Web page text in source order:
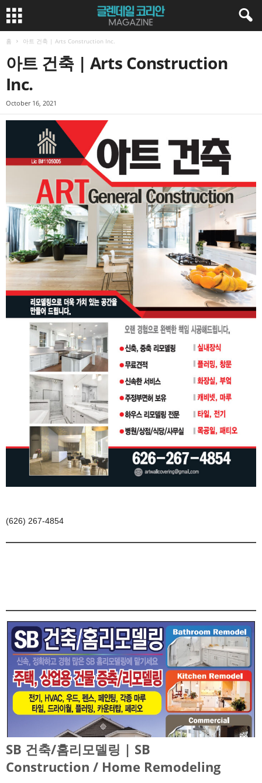
홈 아트 건축 | Arts Construction Inc.
아트 건축 | Arts Construction
Inc.
October 16, 2021
(626) 267-4854
SB 건축/홈리모델링 | SB
Construction / Home Remodeling